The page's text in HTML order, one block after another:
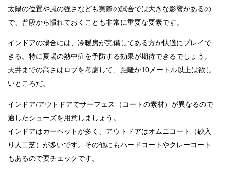
太陽の位置や風の強さなども実際の試合では大きな影響があるの
で、普段から慣れておくことも非常に重要な要素です。
インドアの場合には、冷暖房が完備してある方が快適にプレイで
きる。特に夏場の熱中症を予防する効果が期待できるでしょう。
天井までの高さはロブを考慮して、距離が10メートル以上は欲し
いところだ。
インドア/アウトドアでサーフェス（コートの素材）が異なるので
適したシューズを用意しましょう。
インドアはカーペットが多く、アウトドアはオムニコート（砂入
り人工芝）が多いです。その他にもハードコートやクレーコート
もあるので要チェックです。